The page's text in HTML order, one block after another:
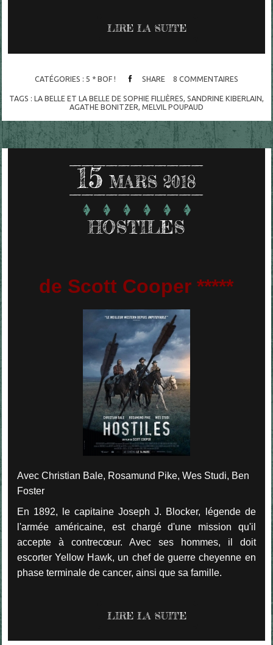
LIRE LA SUITE
CATÉGORIES : 5 * BOF ! SHARE 8 COMMENTAIRES
TAGS : LA BELLE ET LA BELLE DE SOPHIE FILLIÈRES, SANDRINE KIBERLAIN,
AGATHE BONITZER, MELVIL POUPAUD
15 MARS 2018
HOSTILES
de Scott Cooper *****
Avec Christian Bale, Rosamund Pike, Wes Studi, Ben
Foster
En 1892, le capitaine Joseph J. Blocker, légende de
l'armée américaine, est chargé d'une mission qu'il
accepte à contrecœur. Avec ses hommes, il doit
escorter Yellow Hawk, un chef de guerre cheyenne en
phase terminale de cancer, ainsi que sa famille.
LIRE LA SUITE